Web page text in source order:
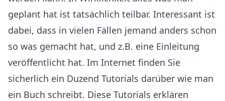
geplant hat ist tatsächlich teilbar. Interessant ist
dabei, dass in vielen Fällen jemand anders schon
so was gemacht hat, und z.B. eine Einleitung
veröffentlicht hat. Im Internet finden Sie
sicherlich ein Duzend Tutorials darüber wie man
ein Buch schreibt. Diese Tutorials erklären